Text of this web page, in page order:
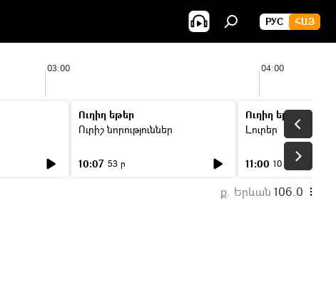
РУС ՀԱՅ
03:00 04:00
Ուղիղ եթեր
Ուրիշ նորություններ
10:07 53 ր
Ուղիղ եթեր
Լուրեր
11:00 10 ր
ք. Երևան 106.0